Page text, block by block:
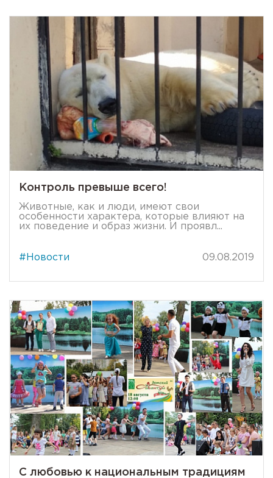
Контроль превыше всего!
Животные, как и люди, имеют свои
особенности характера, которые влияют на
их поведение и образ жизни. И проявл...
#Новости 09.08.2019
С любовью к национальным традициям